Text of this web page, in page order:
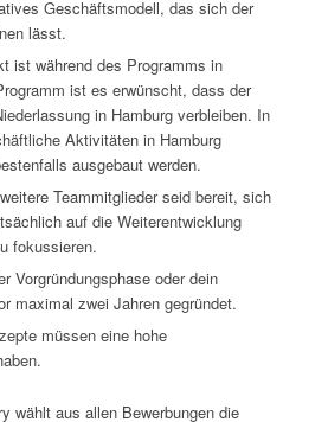
Geschäftsmodell, das sich der
lässt.
ist während des Programms in
ist es erwünscht, dass der
in Hamburg verbleiben. In
Aktivitäten in Hamburg
ausgebaut werden.
Teammitglieder seid bereit, sich
auf die Weiterentwicklung
fokussieren.
Vorgründungsphase oder dein
maximal zwei Jahren gegründet.
müssen eine hohe
wählt aus allen Bewerbungen die